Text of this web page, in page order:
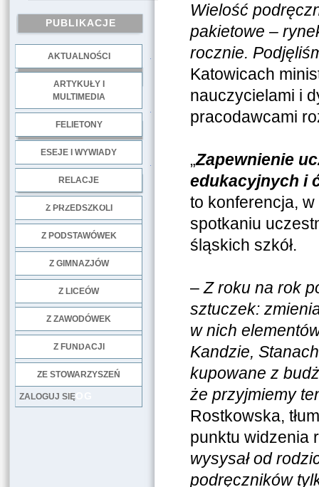
PUBLIKACJE
AKTUALNOŚCI
ARTYKUŁY I
MULTIMEDIA
FELIETONY
ESEJE I WYWIADY
RELACJE
Z PRZEDSZKOLI
Z PODSTAWÓWEK
Z GIMNAZJÓW
Z LICEÓW
Z ZAWODÓWEK
Z FUNDACJI
ZE STOWARZYSZEŃ
LOG
ZALOGUJ SIĘ
Wielość
pakietowe –
rocznie.
Katowicach
nauczycielami i
pracodawcami
„Zapewnienie
edukacyjnych i
to konferencja, w
spotkaniu
śląskich szkół.
–Z roku na rok
sztuczek:
w nich
Kandzie,
kupowane z
że przyjmiemy
Rostkowska,
punktu widzenia
wysysał od
podręczników